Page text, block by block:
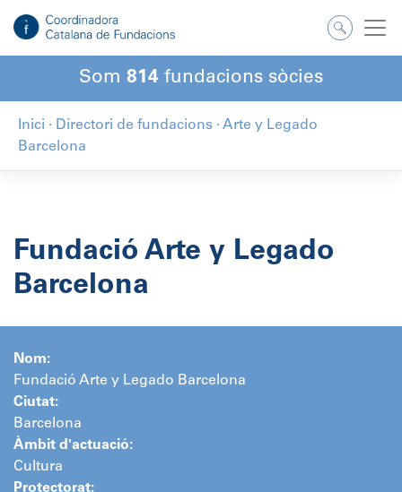
contingut
Som 814 fundacions sòcies
Inici · Directori de fundacions · Arte y Legado
Barcelona
Fundació Arte y Legado
Barcelona
Nom:
Fundació Arte y Legado Barcelona
Ciutat:
Barcelona
Àmbit d'actuació:
Cultura
Protectorat: